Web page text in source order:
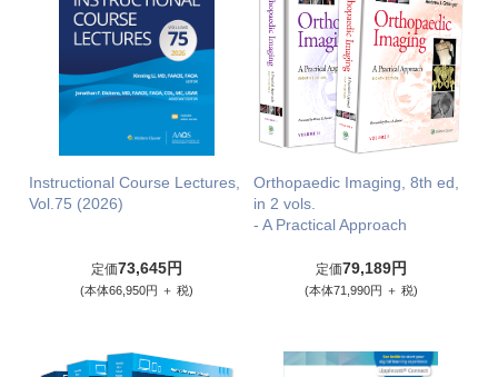
Instructional Course Lectures,
Vol.75 (2026)
定価73,645円
(本体66,950円 ＋ 税)
Orthopaedic Imaging, 8th ed,
in 2 vols.
- A Practical Approach
定価79,189円
(本体71,990円 ＋ 税)